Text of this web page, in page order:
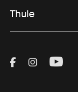
Thule
Visit Thule
Visit